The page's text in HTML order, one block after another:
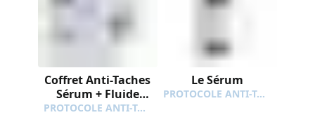
Coffret Anti-Taches
Sérum + Fluide
Solaire SPF50+PROTOCOLE ANTI-TACHES
Le Sérum
PROTOCOLE ANTI-TACHES